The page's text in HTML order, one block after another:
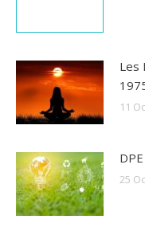
Les
11
25